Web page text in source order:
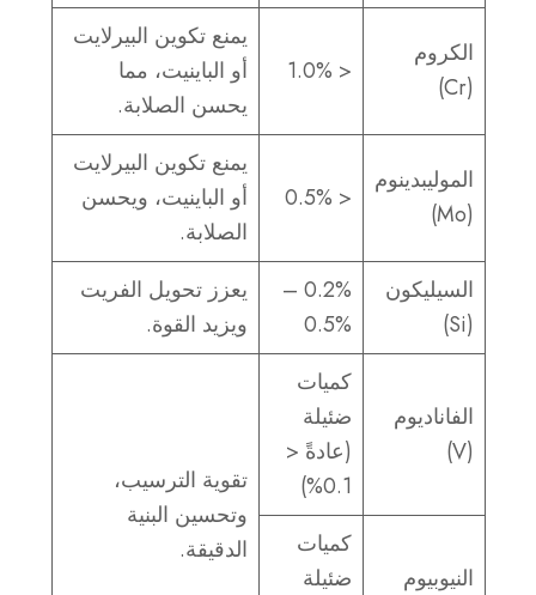
الكروم
(Cr)
< 1.0%
يمنع تكوين البيرلايت
أو الباينيت، مما
يحسن الصلابة.
الموليبدينوم
(Mo)
< 0.5%
يمنع تكوين البيرلايت
أو الباينيت، ويحسن
الصلابة.
السيليكون
(Si)
0.2% –
0.5%
يعزز تحويل الفريت
ويزيد القوة.
الفاناديوم
(V)
كميات
ضئيلة
(عادةً <
0.1%)
تقوية الترسيب،
وتحسين البنية
الدقيقة.
النيوبيوم
كميات
ضئيلة